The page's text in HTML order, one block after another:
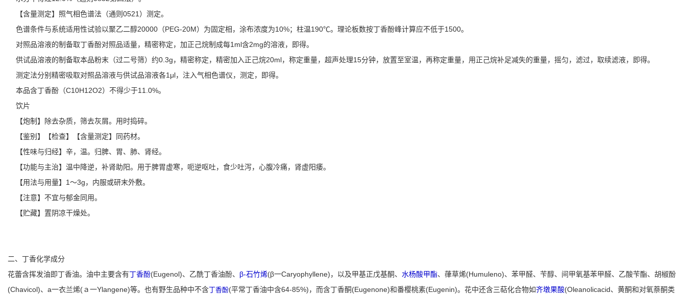
【含量测定】照气相色谱法（通则0521）测定。
色谱条件与系统适用性试验以聚乙二醇20000（PEG-20M）为固定相，涂布浓度为10%；柱温190℃。理论板数按丁香酚峰计算应不低于1500。
对照品溶液的制备取丁香酚对照品适量，精密称定，加正己烷制成每1ml含2mg的溶液，即得。
供试品溶液的制备取本品粉末（过二号筛）约0.3g，精密称定，精密加入正己烷20ml，称定重量，超声处理15分钟，放置至室温，再称定重量，用正己烷补足减失的重量，摇匀，滤过，取续滤液，即得。
测定法分别精密吸取对照品溶液与供试品溶液各1μl，注入气相色谱仪，测定，即得。
本品含丁香酚（C10H12O2）不得少于11.0%。
饮片
【炮制】除去杂质，筛去灰屑。用时捣碎。
【鉴别】【检查】【含量测定】同药材。
【性味与归经】辛，温。归脾、胃、肺、肾经。
【功能与主治】温中降逆，补肾助阳。用于脾胃虚寒，呃逆呕吐，食少吐泻，心腹冷痛，肾虚阳痿。
【用法与用量】1～3g，内服或研末外敷。
【注意】不宜与郁金同用。
【贮藏】置阴凉干燥处。
二、丁香化学成分
花蕾含挥发油即丁香油。油中主要含有丁香酚(Eugenol)、乙酰丁香油酚、 β-石竹烯(β一Caryophyllene)，以及甲基正戊基酮、 水杨酸甲酯、葎草烯(Humuleno)、苯甲醛、苄醇、间甲氧基苯甲醛、乙酸苄酯、胡椒酚
(Chavicol)、a一衣兰烯(ａ一Ylangene)等。也有野生品种中不含丁香酚(平常丁香油中含64-85%)，而含丁香酮(Eugenone)和番樱桃素(Eugenin)。花中还含三萜化合物如齐墩果酸(Oleanolicacid、黄酮和对氧萘酮类